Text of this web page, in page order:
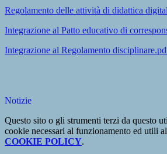
Regolamento delle attività di didattica
Integrazione al Patto educativo di
Integrazione al Regolamento
Notizie
Questo sito o gli strumenti terzi da questo
cookie necessari al funzionamento ed utili
COOKIE POLICY.